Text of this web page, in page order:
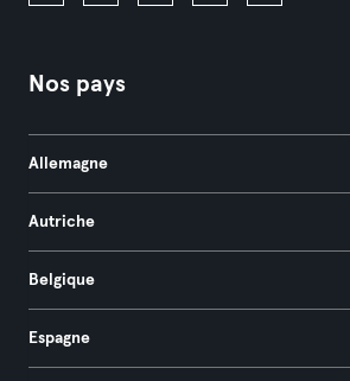
Nos pays
Allemagne
Autriche
Belgique
Espagne